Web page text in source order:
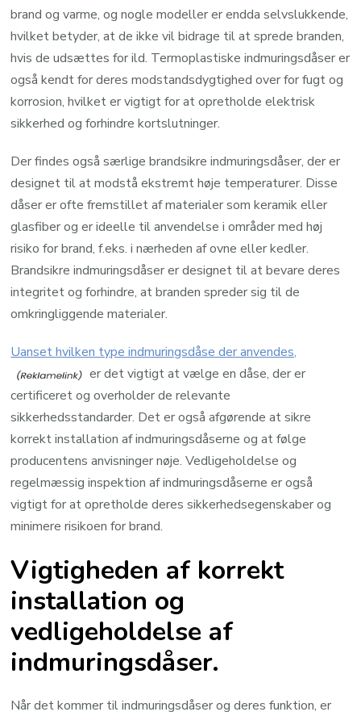
brand og varme, og nogle modeller er endda selvslukkende,
hvilket betyder, at de ikke vil bidrage til at sprede branden,
hvis de udsættes for ild. Termoplastiske indmuringsdåser er
også kendt for deres modstandsdygtighed over for fugt og
korrosion, hvilket er vigtigt for at opretholde elektrisk
sikkerhed og forhindre kortslutninger.
Der findes også særlige brandsikre indmuringsdåser, der er
designet til at modstå ekstremt høje temperaturer. Disse
dåser er ofte fremstillet af materialer som keramik eller
glasfiber og er ideelle til anvendelse i områder med høj
risiko for brand, f.eks. i nærheden af ovne eller kedler.
Brandsikre indmuringsdåser er designet til at bevare deres
integritet og forhindre, at branden spreder sig til de
omkringliggende materialer.
Uanset hvilken type indmuringsdåse der anvendes,
er det vigtigt at vælge en dåse, der er
certificeret og overholder de relevante
sikkerhedsstandarder. Det er også afgørende at sikre
korrekt installation af indmuringsdåserne og at følge
producentens anvisninger nøje. Vedligeholdelse og
regelmæssig inspektion af indmuringsdåserne er også
vigtigt for at opretholde deres sikkerhedsegenskaber og
minimere risikoen for brand.
Vigtigheden af korrekt
installation og
vedligeholdelse af
indmuringsdåser.
Når det kommer til indmuringsdåser og deres funktion, er